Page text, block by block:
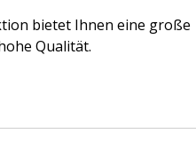
bietet Ihnen eine große
Qualität.